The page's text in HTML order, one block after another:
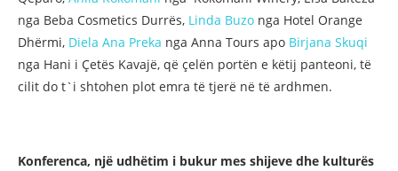
nga Beba Cosmetics Durrës, Linda Buzo nga Hotel Orange
Dhërmi, Diela Ana Preka nga Anna Tours apo Birjana Skuqi
nga Hani i Çetës Kavajë, që çelën portën e këtij panteoni, të
cilit do t`i shtohen plot emra të tjerë në të ardhmen.
Konferenca, një udhëtim i bukur mes shijeve dhe kulturës